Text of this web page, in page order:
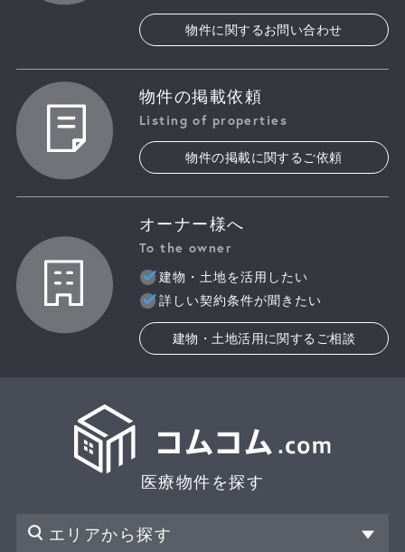
物件に関するお問い合わせ
物件の掲載依頼
Listing of properties
物件の掲載に関するご依頼
オーナー様へ
To the owner
建物・土地を活用したい
詳しい契約条件が聞きたい
建物・土地活用に関するご相談
医療物件を探す
エリアから探す